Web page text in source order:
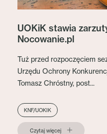
UOKiK stawia
Nocowanie.pl
Tuż przed rozpoczęciem
Urzędu Ochrony
Tomasz Chróstny, post...
KNF/UOKIK
Czytaj więcej